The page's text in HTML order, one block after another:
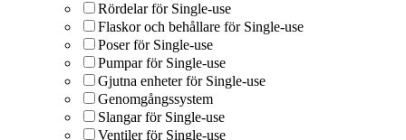
Rördelar för Single-use
Flaskor och behållare för Single-use
Poser för Single-use
Pumpar för Single-use
Gjutna enheter för Single-use
Genomgångssystem
Slangar för Single-use
Ventiler för Single-use